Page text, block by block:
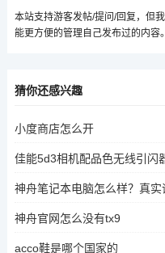
本站支持游客发帖/提问/回复，但
能更方便的管理自己发布过的内容。
猜你还感兴趣
小度商店怎么开
佳能5d3相机配品色无线引闪
神舟笔记本电脑怎么样？真实
神舟官网怎么没有tx9
acco鞋是哪个国家的